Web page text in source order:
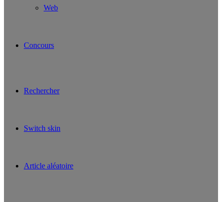
Web
Concours
Rechercher
Switch skin
Article aléatoire